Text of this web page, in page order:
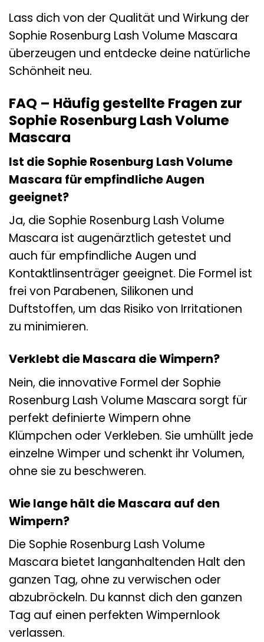
Lass dich von der Qualität und Wirkung der
Sophie Rosenburg Lash Volume Mascara
überzeugen und entdecke deine natürliche
Schönheit neu.
FAQ – Häufig gestellte Fragen zur
Sophie Rosenburg Lash Volume
Mascara
Ist die Sophie Rosenburg Lash Volume
Mascara für empfindliche Augen
geeignet?
Ja, die Sophie Rosenburg Lash Volume
Mascara ist augenärztlich getestet und
auch für empfindliche Augen und
Kontaktlinsenträger geeignet. Die Formel ist
frei von Parabenen, Silikonen und
Duftstoffen, um das Risiko von Irritationen
zu minimieren.
Verklebt die Mascara die Wimpern?
Nein, die innovative Formel der Sophie
Rosenburg Lash Volume Mascara sorgt für
perfekt definierte Wimpern ohne
Klümpchen oder Verkleben. Sie umhüllt jede
einzelne Wimper und schenkt ihr Volumen,
ohne sie zu beschweren.
Wie lange hält die Mascara auf den
Wimpern?
Die Sophie Rosenburg Lash Volume
Mascara bietet langanhaltenden Halt den
ganzen Tag, ohne zu verwischen oder
abzubröckeln. Du kannst dich den ganzen
Tag auf einen perfekten Wimpernlook
verlassen.